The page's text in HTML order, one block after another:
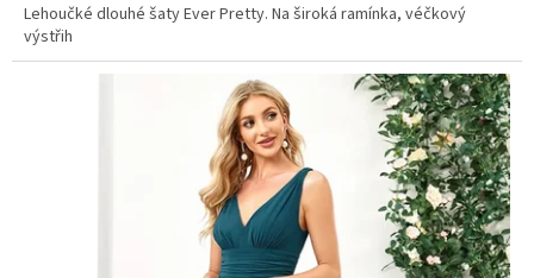
Lehoučké dlouhé šaty Ever Pretty. Na široká ramínka, véčkový
výstřih